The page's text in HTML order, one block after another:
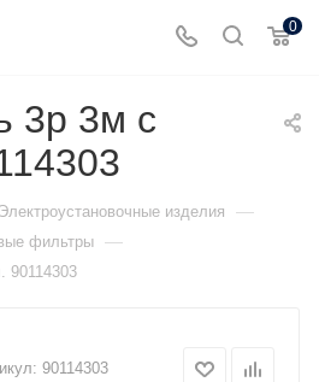
0
3р 3м с
Электроустановочные изделия —
фильтры —
90114303
90114303